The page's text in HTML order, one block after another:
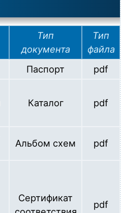
Тип
документа
Тип
файла
Паспорт
pdf
Каталог pdf
Альбом схем pdf
Сертификат
pdf